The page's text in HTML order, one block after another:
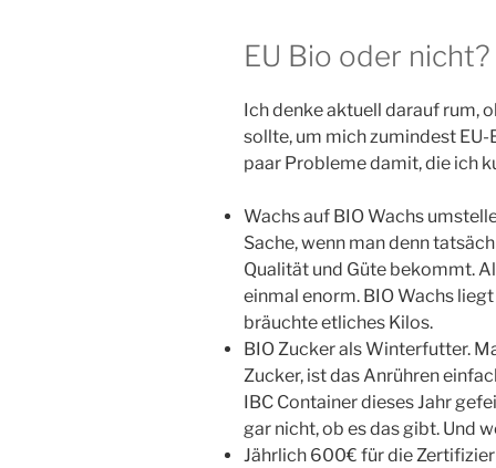
EU Bio oder nicht?
Ich denke aktuell darauf rum,
sollte, um mich zumindest EU-
paar Probleme damit, die ich
Wachs auf BIO Wachs
Sache, wenn man denn
Qualität und Güte bekommt.
einmal enorm. BIO Wachs
bräuchte etliches Kilos.
BIO Zucker als Winterfutter.
Zucker, ist das Anrühren
IBC Container dieses Jahr
gar nicht, ob es das gibt. Und
Jährlich 600€ für die